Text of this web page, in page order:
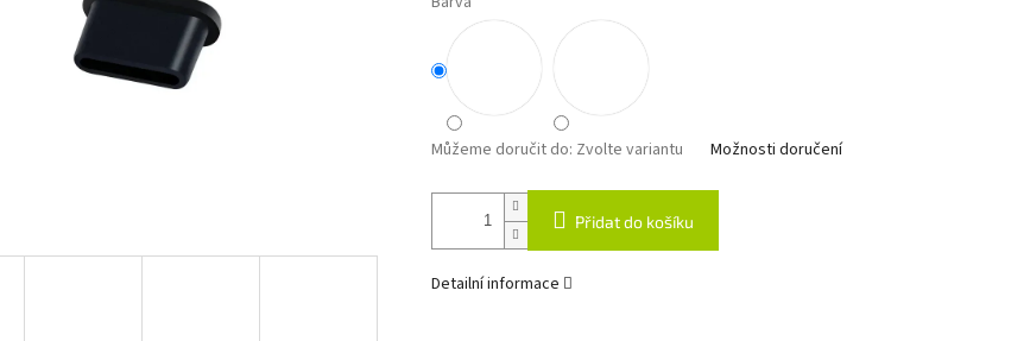
Můžeme doručit do: Zvolte variantu Možnosti doručení
Přidat do košíku
Detailní informace